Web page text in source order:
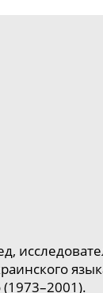
73–2001).